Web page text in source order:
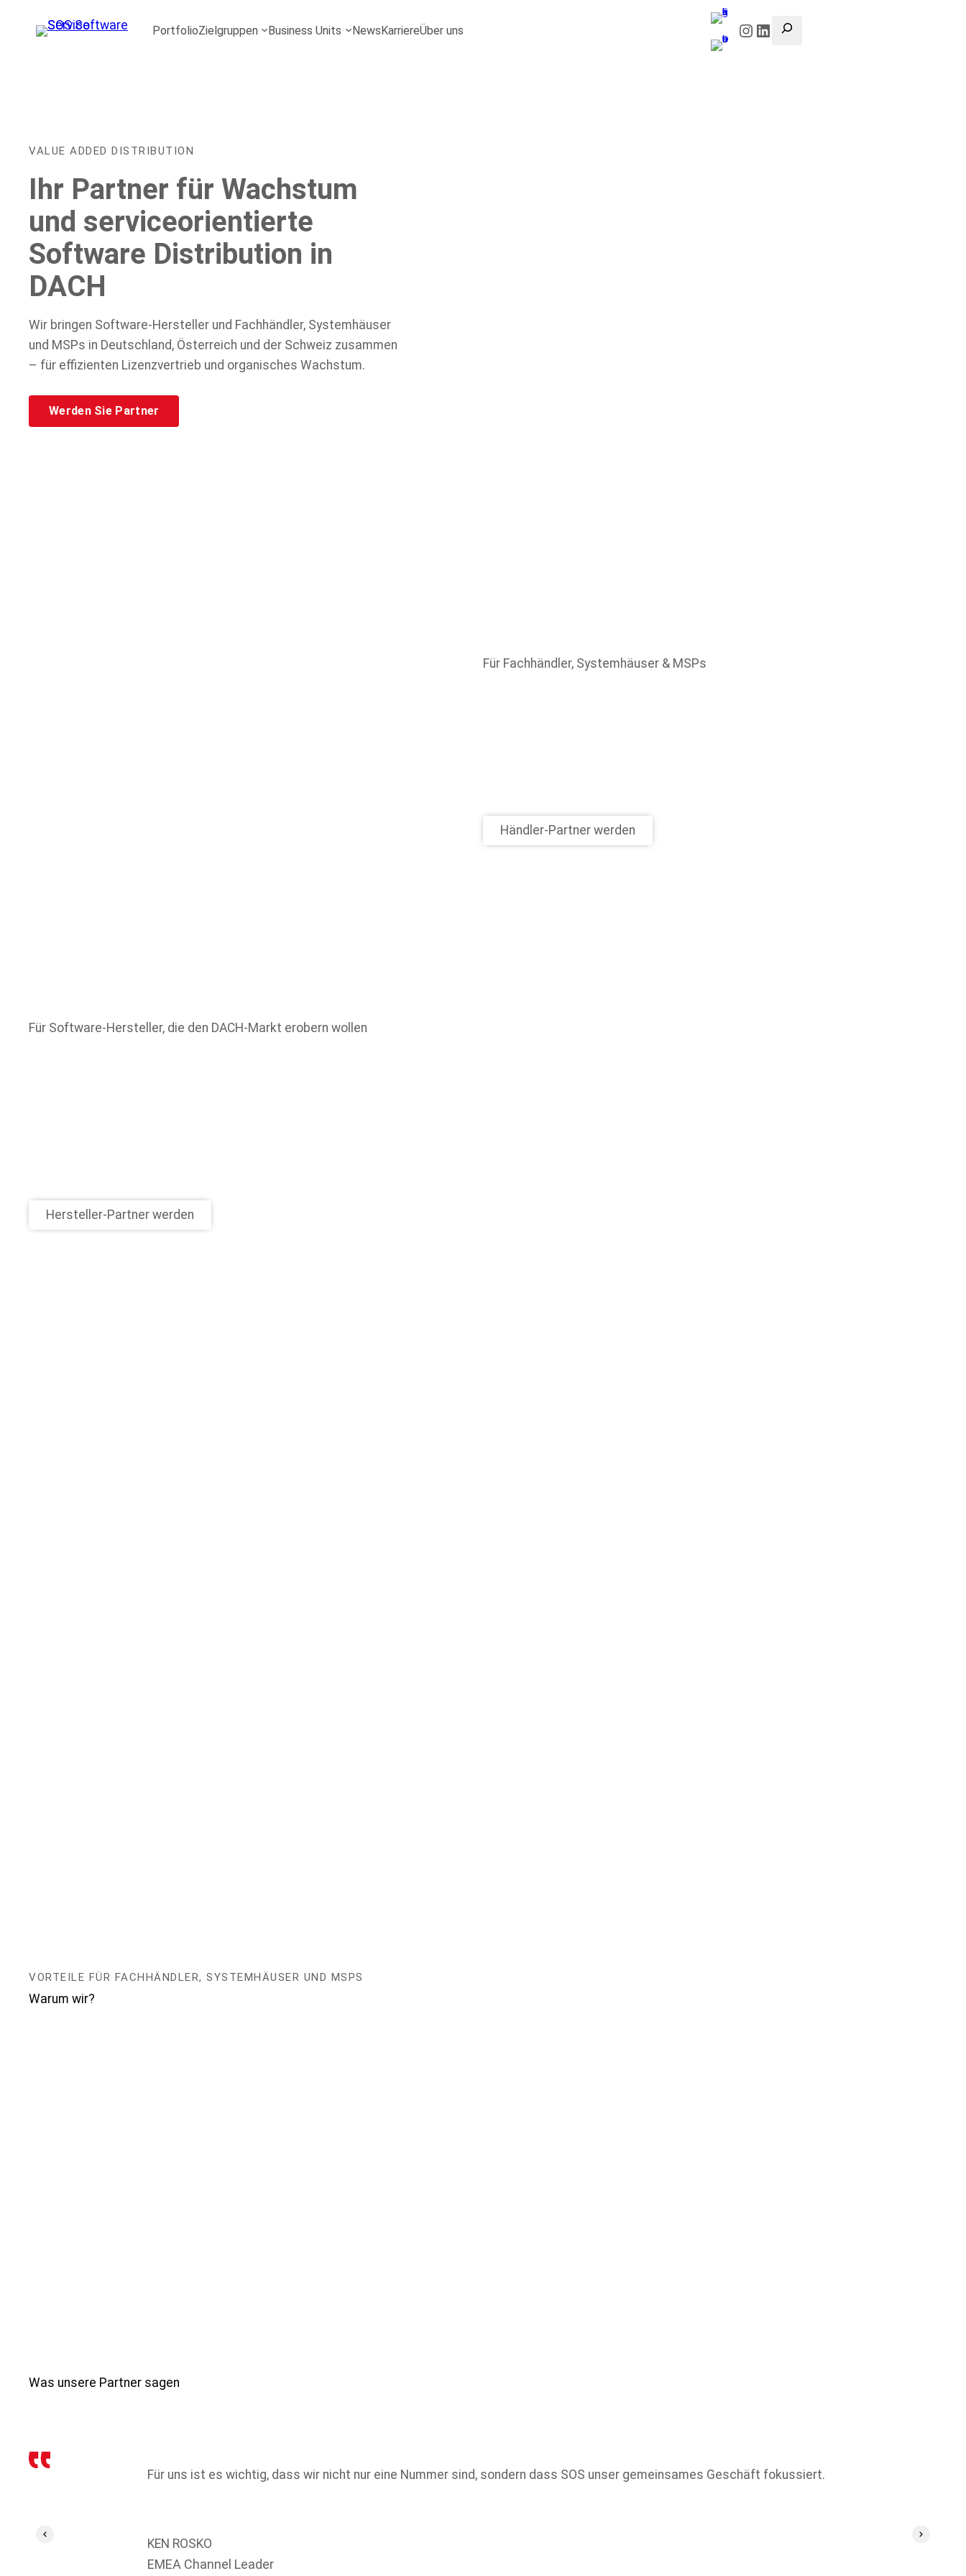
PortfolioZielgruppen Business Units NewsKarriereÜber uns
CHANNEL EXCELLENCE AWARDS 2027:
VALUE ADDED DISTRIBUTION
Ihr Partner für Wachstum
und serviceorientierte
Software Distribution in
DACH
Wir bringen Software-Hersteller und Fachhändler, Systemhäuser
und MSPs in Deutschland, Österreich und der Schweiz zusammen
– für effizienten Lizenzvertrieb und organisches Wachstum.
Werden Sie Partner
Für Fachhändler, Systemhäuser & MSPs
Händler-Partner werden
Für Software-Hersteller, die den DACH-Markt erobern wollen
Hersteller-Partner werden
VORTEILE FÜR FACHHÄNDLER, SYSTEMHÄUSER UND MSPS
Warum wir?
Was unsere Partner sagen
Für uns ist es wichtig, dass wir nicht nur eine Nummer sind, sondern dass SOS unser gemeinsames Geschäft fokussiert.
KEN ROSKO
EMEA Channel Leader